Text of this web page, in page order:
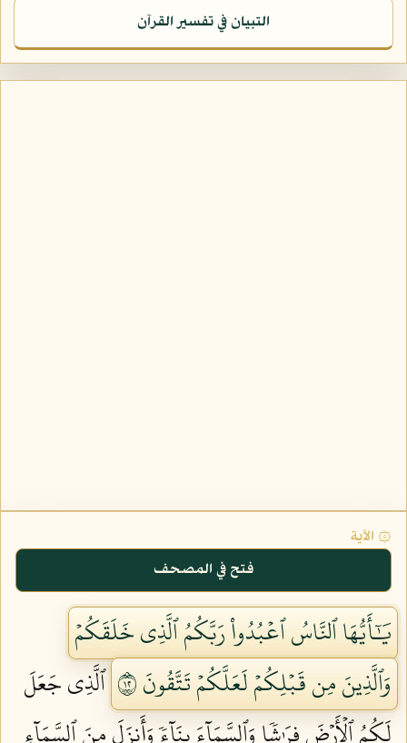
التبيان في تفسير القرآن
۞ الآية
فتح في المصحف
يَٰٓأَيُّهَا ٱلنَّاسُ ٱعۡبُدُواْ رَبَّكُمُ ٱلَّذِي خَلَقَكُمۡ
وَٱلَّذِينَ مِن قَبۡلِكُمۡ لَعَلَّكُمۡ تَتَّقُونَ ٢١
ٱلَّذِي جَعَلَ
لَكُمُ ٱلۡأَرۡضَ فِرَٰشٗا وَٱلسَّمَآءَ بِنَآءٗ وَأَنزَلَ مِنَ ٱلسَّمَآءِ